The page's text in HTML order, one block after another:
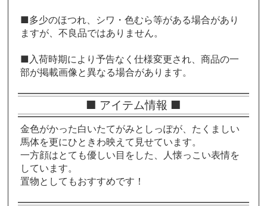
■多少のほつれ、シワ・色むら等がある場合があり
ますが、不良品ではありません。
■入荷時期により予告なく仕様変更され、商品の一
部が掲載画像と異なる場合があります。
■ アイテム情報 ■
金色がかった白いたてがみとしっぽが、たくましい
馬体を更にひときわ映えて見せています。
一方顔はとても優しい目をした、人懐っこい表情を
しています。
置物としてもおすすめです！